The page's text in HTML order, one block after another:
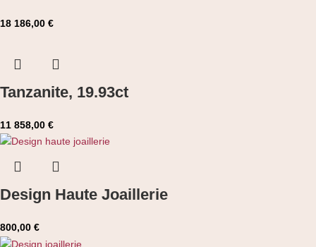
18 186,00 €
Tanzanite, 19.93ct
11 858,00 €
Design Haute Joaillerie
800,00 €